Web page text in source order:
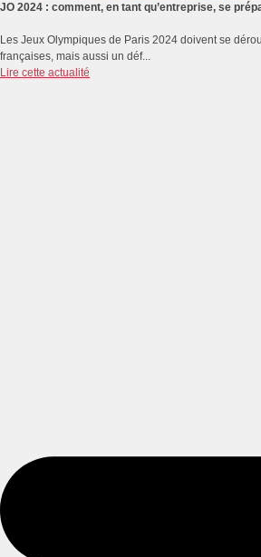
JO 2024 : comment, en tant qu’entreprise, se
Les Jeux Olympiques de Paris 2024 doivent se
françaises, mais aussi un déf...
Lire cette actualité